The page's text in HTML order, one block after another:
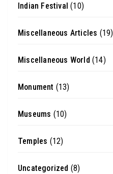
Indian Festival (10)
Miscellaneous Articles (19)
Miscellaneous World (14)
Monument (13)
Museums (10)
Temples (12)
Uncategorized (8)